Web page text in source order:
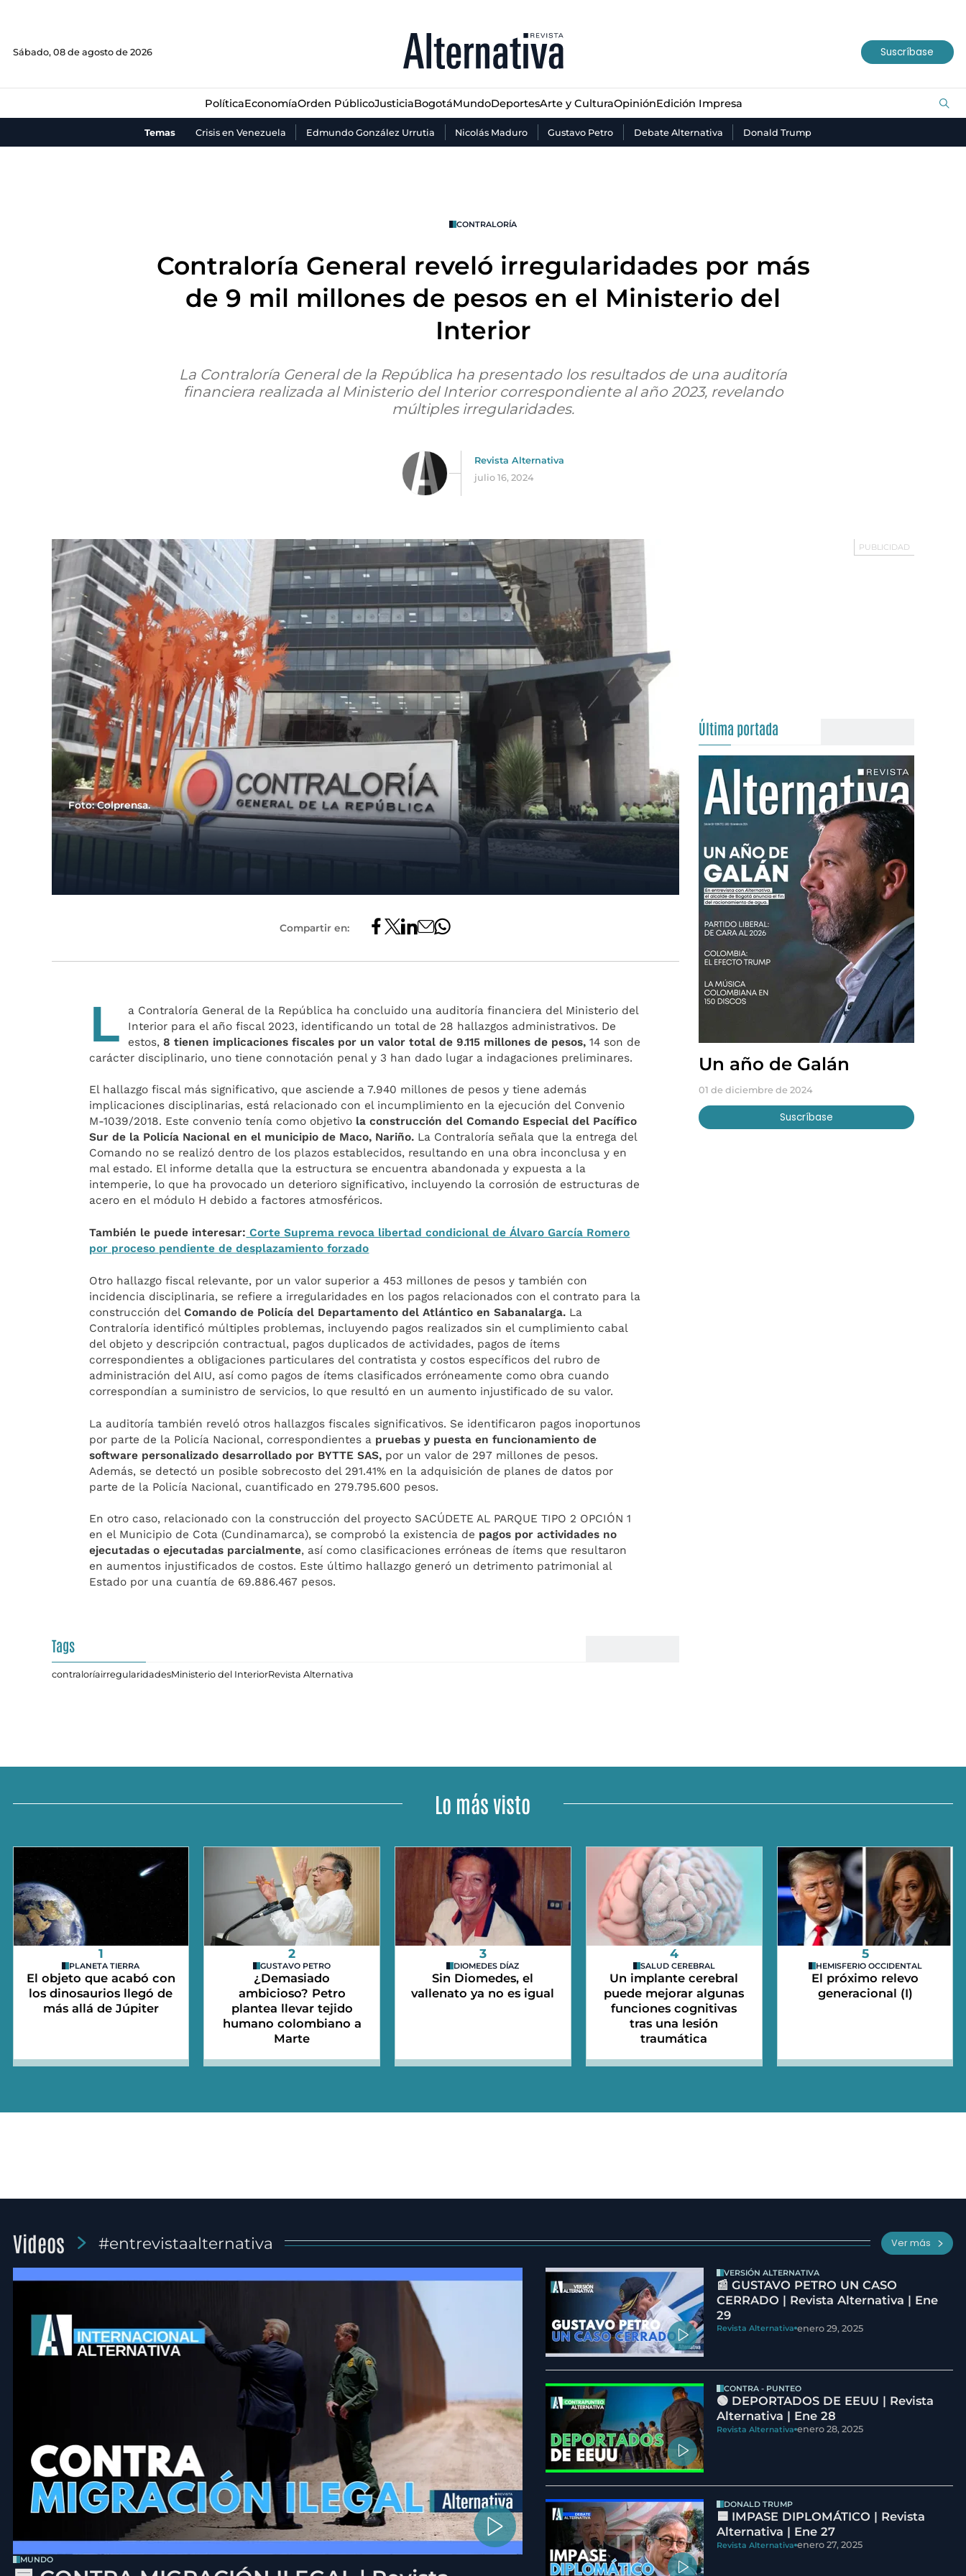
Sábado, 08 de agosto de 2026 Suscríbase
PolíticaEconomíaOrden PúblicoJusticiaBogotáMundoDeportesArte y CulturaOpiniónEdición Impresa
Temas Crisis en Venezuela Edmundo González Urrutia Nicolás Maduro Gustavo Petro Debate Alternativa Donald Trump
JusticiaBogotáMundo Deportes Arte y Cultura
CONTRALORÍA
Contraloría General reveló irregularidades por más
de 9 mil millones de pesos en el Ministerio del
Interior
La Contraloría General de la República ha presentado los resultados de una auditoría
financiera realizada al Ministerio del Interior correspondiente al año 2023, revelando
múltiples irregularidades.
Revista Alternativa
julio 16, 2024
Foto: Colprensa.
Compartir en:
L
a Contraloría General de la República ha concluido una auditoría financiera del Ministerio del
Interior para el año fiscal 2023, identificando un total de 28 hallazgos administrativos. De
estos,8 tienen implicaciones fiscales por un valor total de 9.115 millones de pesos, 14 son de
carácter disciplinario, uno tiene connotación penal y 3 han dado lugar a indagaciones preliminares.
El hallazgo fiscal más significativo, que asciende a 7.940 millones de pesos y tiene además
implicaciones disciplinarias, está relacionado con el incumplimiento en la ejecución del Convenio
M-1039/2018. Este convenio tenía como objetivo la construcción del Comando Especial del Pacífico
Sur de la Policía Nacional en el municipio de Maco, Nariño. La Contraloría señala que la entrega del
Comando no se realizó dentro de los plazos establecidos, resultando en una obra inconclusa y en
mal estado. El informe detalla que la estructura se encuentra abandonada y expuesta a la
intemperie, lo que ha provocado un deterioro significativo, incluyendo la corrosión de estructuras de
acero en el módulo H debido a factores atmosféricos.
También le puede interesar: Corte Suprema revoca libertad condicional de Álvaro García Romero
por proceso pendiente de desplazamiento forzado
Otro hallazgo fiscal relevante, por un valor superior a 453 millones de pesos y también con
incidencia disciplinaria, se refiere a irregularidades en los pagos relacionados con el contrato para la
construcción delComando de Policía del Departamento del Atlántico en Sabanalarga. La
Contraloría identificó múltiples problemas, incluyendo pagos realizados sin el cumplimiento cabal
del objeto y descripción contractual, pagos duplicados de actividades, pagos de ítems
correspondientes a obligaciones particulares del contratista y costos específicos del rubro de
administración del AIU, así como pagos de ítems clasificados erróneamente como obra cuando
correspondían a suministro de servicios, lo que resultó en un aumento injustificado de su valor.
La auditoría también reveló otros hallazgos fiscales significativos. Se identificaron pagos inoportunos
por parte de la Policía Nacional, correspondientes a pruebas y puesta en funcionamiento de
software personalizado desarrollado por BYTTE SAS, por un valor de 297 millones de pesos.
Además, se detectó un posible sobrecosto del 291.41% en la adquisición de planes de datos por
parte de la Policía Nacional, cuantificado en 279.795.600 pesos.
En otro caso, relacionado con la construcción del proyecto SACÚDETE AL PARQUE TIPO 2 OPCIÓN 1
en el Municipio de Cota (Cundinamarca), se comprobó la existencia de pagos por actividades no
ejecutadas o ejecutadas parcialmente, así como clasificaciones erróneas de ítems que resultaron
en aumentos injustificados de costos. Este último hallazgo generó un detrimento patrimonial al
Estado por una cuantía de 69.886.467 pesos.
Tags
contraloríairregularidadesMinisterio del InteriorRevista Alternativa
Última portada
Un año de Galán
01 de diciembre de 2024
Suscríbase
Lo más visto
1
PLANETA TIERRA
El objeto que acabó con
los dinosaurios llegó de
más allá de Júpiter
2
GUSTAVO PETRO
¿Demasiado
ambicioso? Petro
plantea llevar tejido
humano colombiano a
Marte
3
DIOMEDES DÍAZ
Sin Diomedes, el
vallenato ya no es igual
4
SALUD CEREBRAL
Un implante cerebral
puede mejorar algunas
funciones cognitivas
tras una lesión
traumática
5
HEMISFERIO OCCIDENTAL
El próximo relevo
generacional (I)
Videos #entrevistaalternativa Ver más
MUNDO
VERSIÓN ALTERNATIVA
📰 GUSTAVO PETRO UN CASO
CERRADO | Revista Alternativa | Ene
29
Revista Alternativa enero 29, 2025
CONTRA - PUNTEO
🟢 DEPORTADOS DE EEUU | Revista
Alternativa | Ene 28
Revista Alternativa enero 28, 2025
DONALD TRUMP
🟦 IMPASE DIPLOMÁTICO | Revista
Alternativa | Ene 27
Revista Alternativa enero 27, 2025